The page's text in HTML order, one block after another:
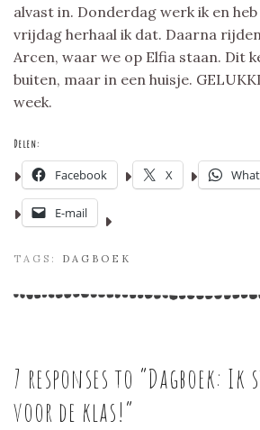
alvast in. Donderdag werk ik en
vrijdag herhaal ik dat. Daarna
Arcen, waar we op Elfia staan. Dit
buiten, maar in een huisje.
week.
Delen:
Facebook X
E-mail
TAGS: DAGBOEK
7 responses to “Dagboek: Ik
voor de klas!”